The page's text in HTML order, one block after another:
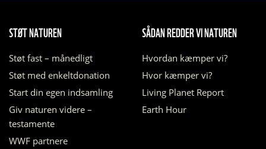
STØT NATUREN
Støt fast – månedligt
Støt med enkeltdonation
Start din egen indsamling
Giv naturen videre –
testamente
WWF partnere
SÅDAN REDDER VI NATUREN
Hvordan kæmper vi?
Hvor kæmper vi?
Living Planet Report
Earth Hour